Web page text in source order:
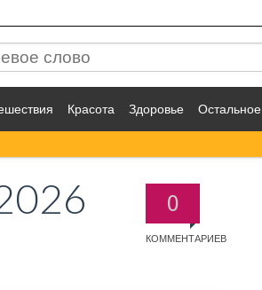
Красота Здоровье Остальное
0
КОММЕНТАРИЕВ